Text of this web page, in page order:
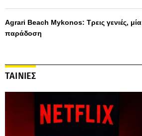
Agrari Beach Mykonos: Τρεις γενιές, μία
παράδοση
ΤΑΙΝΙΕΣ